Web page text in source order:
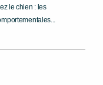
le chien : les